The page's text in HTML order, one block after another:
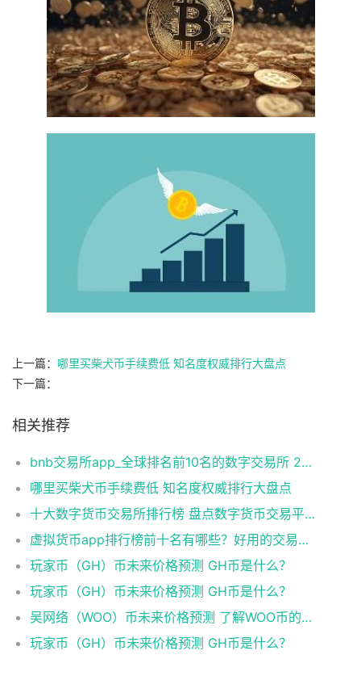
上一篇： 哪里买柴犬币手续费低 知名度权威排行大盘点
下一篇：
相关推荐
bnb交易所app_全球排名前10名的数字交易所 2025
哪里买柴犬币手续费低 知名度权威排行大盘点
十大数字货币交易所排行榜 盘点数字货币交易平台app
虚拟货币app排行榜前十名有哪些？好用的交易平台推荐
玩家币（GH）币未来价格预测 GH币是什么？
玩家币（GH）币未来价格预测 GH币是什么？
吴网络（WOO）币未来价格预测 了解WOO币的潜力与前景如何？
玩家币（GH）币未来价格预测 GH币是什么？